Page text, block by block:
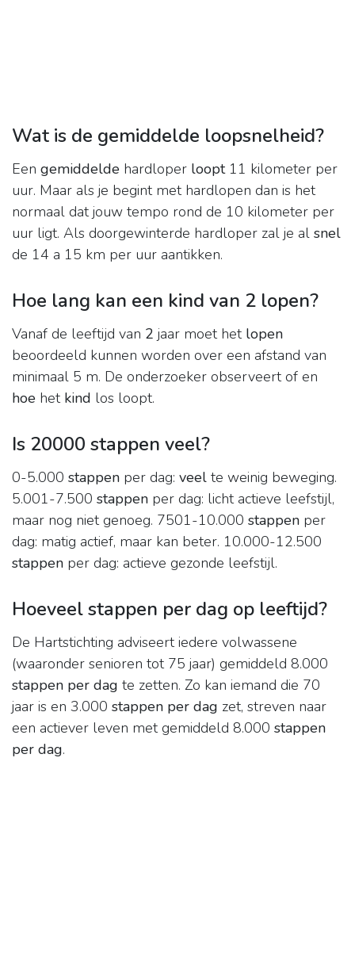
Wat is de gemiddelde loopsnelheid?
Een gemiddelde hardloper loopt11 kilometer per
uur. Maar als je begint met hardlopen dan is het
normaal dat jouw tempo rond de 10 kilometer per
uur ligt. Als doorgewinterde hardloper zal je al snel
de 14 a 15 km per uur aantikken.
Hoe lang kan een kind van 2 lopen?
Vanaf de leeftijd van 2 jaar moet het lopen
beoordeeld kunnen worden over een afstand van
minimaal 5 m. De onderzoeker observeert of en
hoe het kind los loopt.
Is 20000 stappen veel?
0-5.000 stappen per dag: veel te weinig beweging.
5.001-7.500 stappen per dag: licht actieve leefstijl,
maar nog niet genoeg. 7501-10.000 stappen per
dag: matig actief, maar kan beter. 10.000-12.500
stappen per dag: actieve gezonde leefstijl.
Hoeveel stappen per dag op leeftijd?
De Hartstichting adviseert iedere volwassene
(waaronder senioren tot 75 jaar) gemiddeld 8.000
stappen per dag te zetten. Zo kan iemand die 70
jaar is en 3.000 stappen per dag zet, streven naar
een actiever leven met gemiddeld 8.000 stappen
per dag.